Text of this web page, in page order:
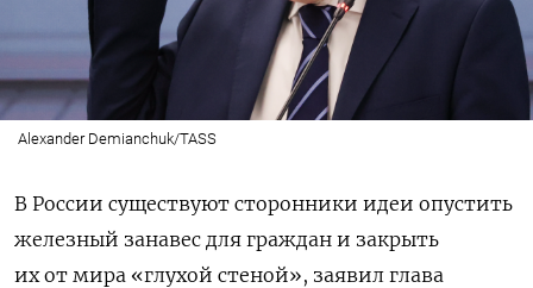
Alexander Demianchuk/TASS
В России существуют сторонники идеи опустить
железный занавес для граждан и закрыть
их от мира «глухой стеной», заявил глава